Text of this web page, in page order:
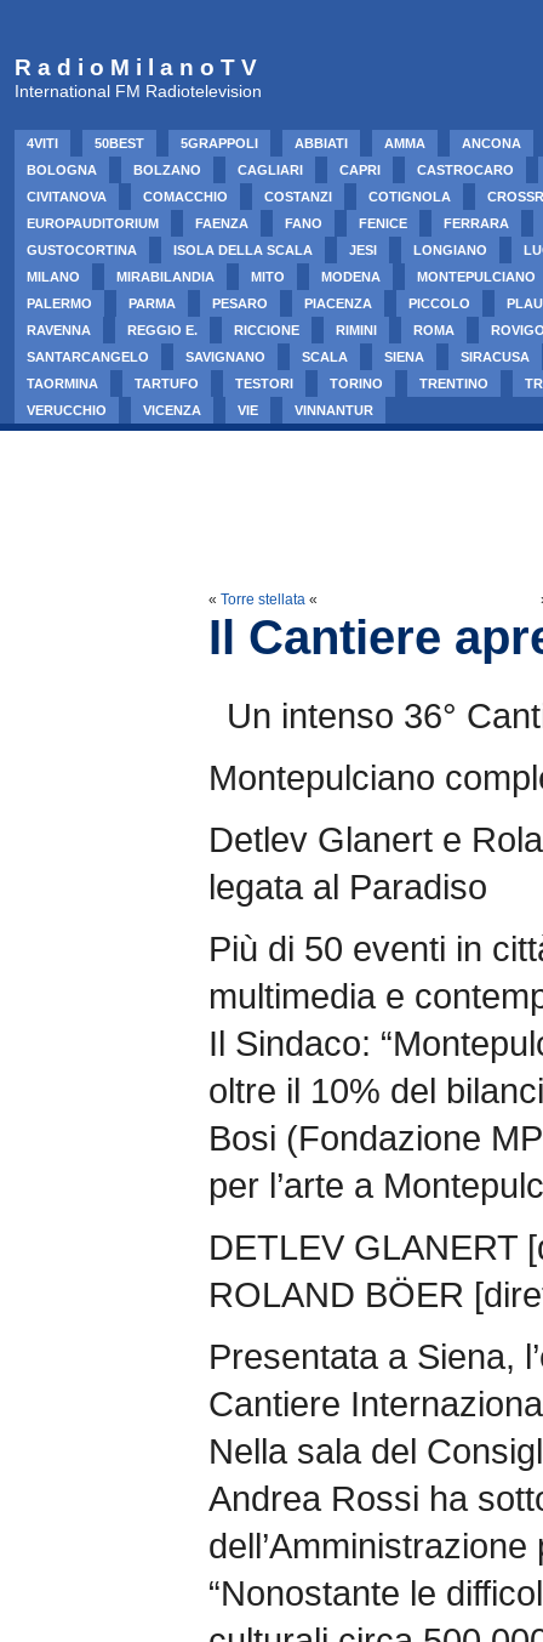
R a d i o M i l a n o T V
International FM Radiotelevision
4VITI 50BEST 5GRAPPOLI ABBIATI AMMA
ANCONA
BOLOGNA
BOLZANO CAGLIARI CAPRI
CASTROCARO
CIVITANOVA
COMACCHIO COSTANZI COTIGNOLA
EUROPAUDITORIUM
FAENZA FANO FENICE
FERRARA
GUSTOCORTINA
ISOLA DELLA SCALA JESI LONGIANO
MILANO
MIRABILANDIA MITO MODENA
MONTEPULCIANO
PALERMO
PARMA PESARO PIACENZA PICCOLO
RAVENNA
REGGIO E. RICCIONE RIMINI ROMA
SANTARCANGELO
SAVIGNANO SCALA SIENA
SIRACUSA
TAORMINA
TARTUFO TESTORI TORINO TRENTINO
VERUCCHIO
VICENZA VIE VINNANTUR
« Torre stellata «
Il Cantiere
Un intenso 36°
Montepulciano
Detlev Glanert e
legata al Paradiso
Più di 50 eventi in
multimedia e
Il Sindaco:
oltre il 10% del
Bosi (Fondazione
per l’arte a
DETLEV GLANERT
ROLAND BÖER
Presentata a Siena,
Cantiere
Nella sala del
Andrea Rossi ha
“Nonostante le